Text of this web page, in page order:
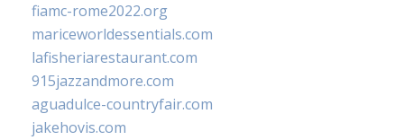
fiamc-rome2022.org
mariceworldessentials.com
lafisheriarestaurant.com
915jazzandmore.com
aguadulce-countryfair.com
jakehovis.com